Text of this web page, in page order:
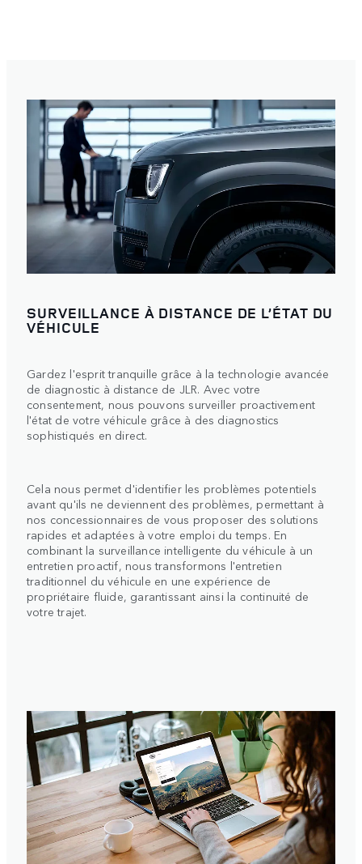
SURVEILLANCE À DISTANCE DE L’ÉTAT DU
VÉHICULE
Gardez l'esprit tranquille grâce à la technologie avancée
de diagnostic à distance de JLR. Avec votre
consentement, nous pouvons surveiller proactivement
l'état de votre véhicule grâce à des diagnostics
sophistiqués en direct.
Cela nous permet d'identifier les problèmes potentiels
avant qu'ils ne deviennent des problèmes, permettant à
nos concessionnaires de vous proposer des solutions
rapides et adaptées à votre emploi du temps. En
combinant la surveillance intelligente du véhicule à un
entretien proactif, nous transformons l'entretien
traditionnel du véhicule en une expérience de
propriétaire fluide, garantissant ainsi la continuité de
votre trajet.